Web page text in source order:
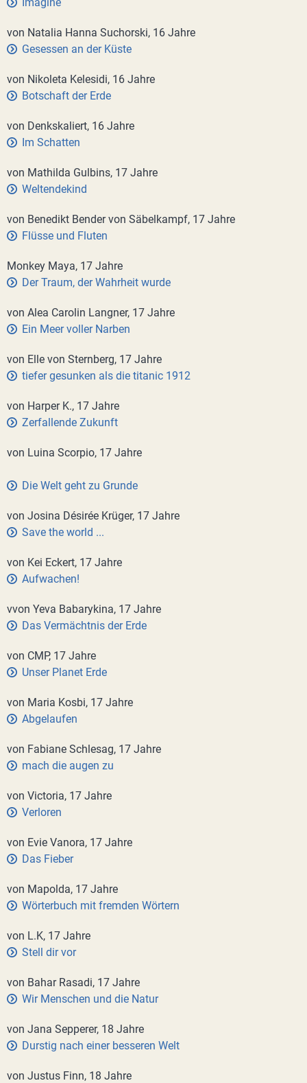
von Natalia Hanna Suchorski, 16 Jahre
Gesessen an der Küste
von Nikoleta Kelesidi, 16 Jahre
Botschaft der Erde
von Denkskaliert, 16 Jahre
Im Schatten
von Mathilda Gulbins, 17 Jahre
Weltendekind
von Benedikt Bender von Säbelkampf, 17 Jahre
Flüsse und Fluten
Monkey Maya, 17 Jahre
Der Traum, der Wahrheit wurde
von Alea Carolin Langner, 17 Jahre
Ein Meer voller Narben
von Elle von Sternberg, 17 Jahre
tiefer gesunken als die titanic 1912
von Harper K., 17 Jahre
Zerfallende Zukunft
von Luina Scorpio, 17 Jahre
Die Welt geht zu Grunde
von Josina Désirée Krüger, 17 Jahre
Save the world ...
von Kei Eckert, 17 Jahre
Aufwachen!
vvon Yeva Babarykina, 17 Jahre
Das Vermächtnis der Erde
von CMP, 17 Jahre
Unser Planet Erde
von Maria Kosbi, 17 Jahre
Abgelaufen
von Fabiane Schlesag, 17 Jahre
mach die augen zu
von Victoria, 17 Jahre
Verloren
von Evie Vanora, 17 Jahre
Das Fieber
von Mapolda, 17 Jahre
Wörterbuch mit fremden Wörtern
von L.K, 17 Jahre
Stell dir vor
von Bahar Rasadi, 17 Jahre
Wir Menschen und die Natur
von Jana Sepperer, 18 Jahre
Durstig nach einer besseren Welt
von Justus Finn, 18 Jahre